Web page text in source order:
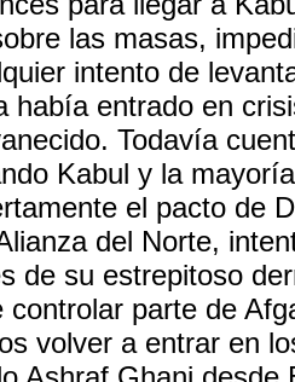
las masas,
intento de
había entrado en
Todavía
Kabul y la
el pacto de
del Norte,
de su estrepitoso
controlar parte de
volver a entrar en